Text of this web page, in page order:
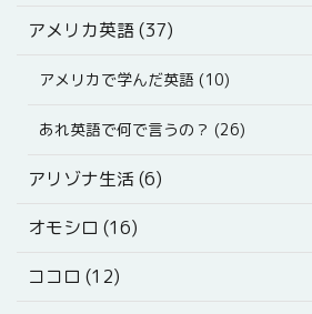
アメリカ英語 (37)
アメリカで学んだ英語 (10)
あれ英語で何で言うの？ (26)
アリゾナ生活 (6)
オモシロ (16)
ココロ (12)